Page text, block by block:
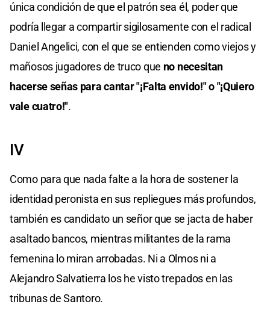
única condición de que el patrón sea él, poder que
podría llegar a compartir sigilosamente con el radical
Daniel Angelici, con el que se entienden como viejos y
mañosos jugadores de truco que no necesitan
hacerse señas para cantar "¡Falta envido!" o "¡Quiero
vale cuatro!".
IV
Como para que nada falte a la hora de sostener la
identidad peronista en sus repliegues más profundos,
también es candidato un señor que se jacta de haber
asaltado bancos, mientras militantes de la rama
femenina lo miran arrobadas. Ni a Olmos ni a
Alejandro Salvatierra los he visto trepados en las
tribunas de Santoro.